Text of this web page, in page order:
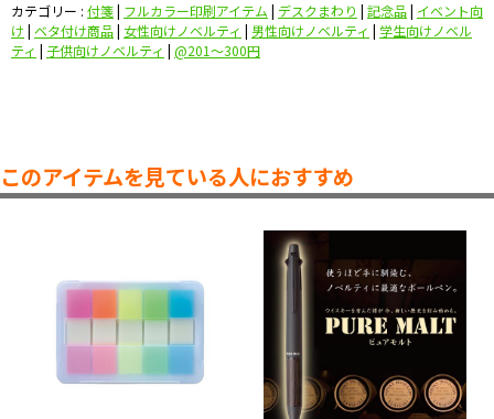
カテゴリー : 付箋| フルカラー印刷アイテム | デスクまわり | 記念品| イベント向
け | ベタ付け商品| 女性向けノベルティ | 男性向けノベルティ | 学生向けノベル
ティ | 子供向けノベルティ | @201〜300円
このアイテムを見ている人におすすめ